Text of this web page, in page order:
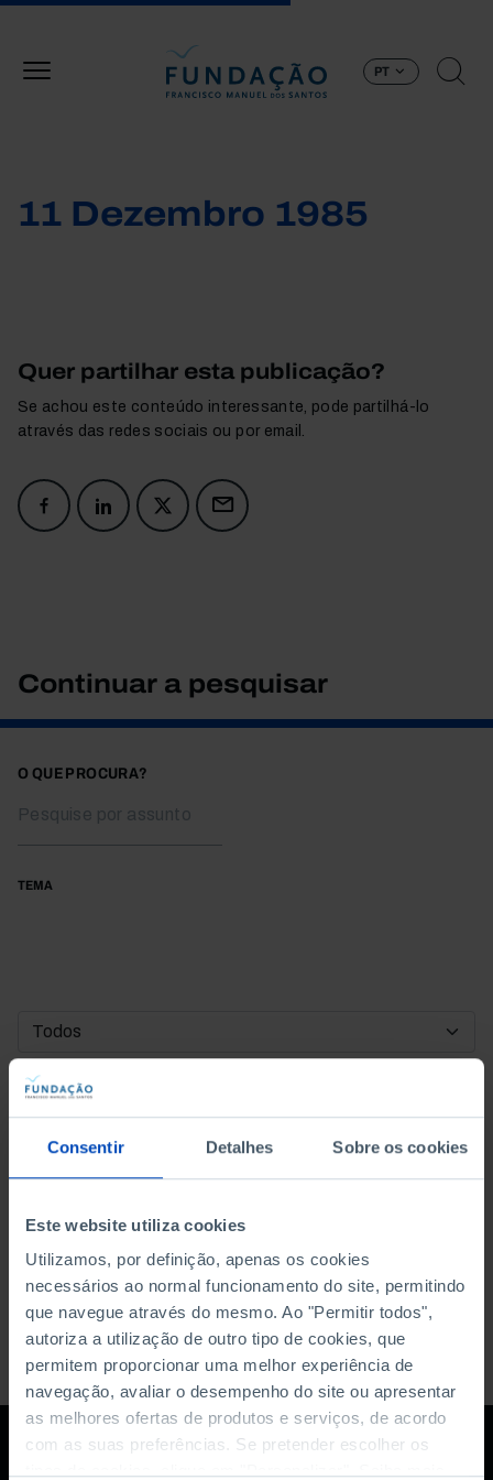
Consentir Detalhes Sobre os cookies
Este website utiliza cookies
Utilizamos, por definição, apenas os cookies
necessários ao normal funcionamento do site, permitindo
que navegue através do mesmo. Ao "Permitir todos",
autoriza a utilização de outro tipo de cookies, que
permitem proporcionar uma melhor experiência de
navegação, avaliar o desempenho do site ou apresentar
as melhores ofertas de produtos e serviços, de acordo
com as suas preferências. Se pretender escolher os
PT
11 Dezembro 1985
Quer partilhar esta publicação?
Se achou este conteúdo interessante, pode partilhá-lo
através das redes sociais ou por email.
Continuar a pesquisar
O QUE PROCURA?
TEMA
DATA DE INÍCIO
DATA DE FIM